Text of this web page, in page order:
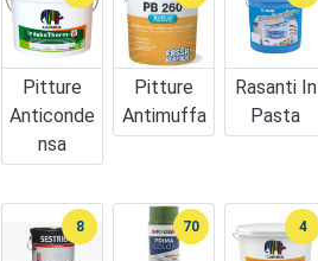
Pitture
Anticonde
Nsa
Pitture
Antimuffa
Rasanti In
Pasta
8 70 4